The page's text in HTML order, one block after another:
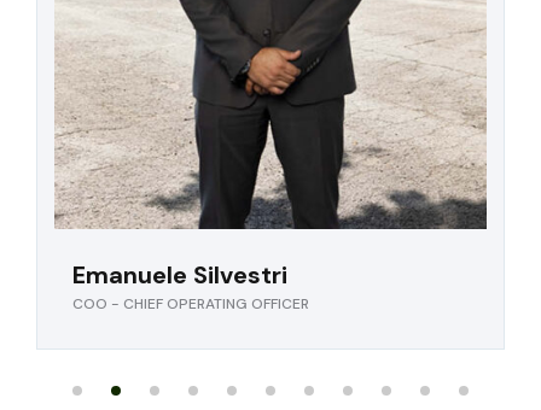
Emanuele Silvestri
COO - CHIEF OPERATING OFFICER